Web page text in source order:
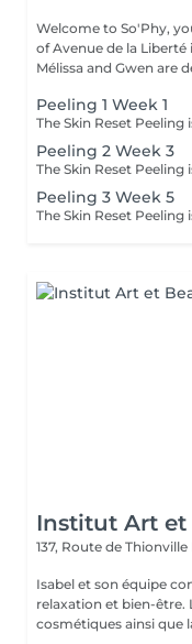
Welcome to So'Phy,
of Avenue de la Liberté in
Mélissa and Gwen are
Peeling 1 Week 1
Peeling 2 Week 3
Peeling 3 Week 5
Institut Art et
137, Route de Thionville
Isabel et son équipe
relaxation et bien-être. Les meilleures marques esthétiques et
cosmétiques ainsi que